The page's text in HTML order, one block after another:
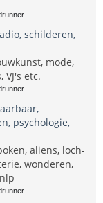
schilderen,
mode,
etc.
psychologie,
aliens, loch-
wonderen,